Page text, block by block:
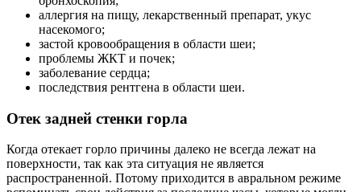
аллергия на пищу, лекарственный препарат, укус
насекомого;
застой кровообращения в области шеи;
проблемы ЖКТ и почек;
заболевание сердца;
последствия рентгена в области шеи.
Отек задней стенки горла
Когда отекает горло причины далеко не всегда лежат на
поверхности, так как эта ситуация не является
распространенной. Потому приходится в авральном режиме